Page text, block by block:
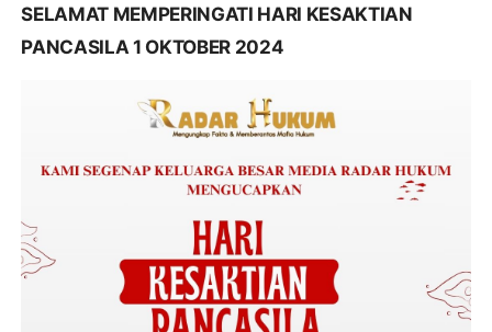
SELAMAT MEMPERINGATI HARI KESAKTIAN
PANCASILA 1 OKTOBER 2024